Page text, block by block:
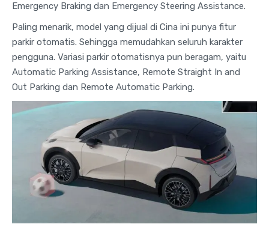
Emergency Braking dan Emergency Steering Assistance.
Paling menarik, model yang dijual di Cina ini punya fitur
parkir otomatis. Sehingga memudahkan seluruh karakter
pengguna. Variasi parkir otomatisnya pun beragam, yaitu
Automatic Parking Assistance, Remote Straight In and
Out Parking dan Remote Automatic Parking.